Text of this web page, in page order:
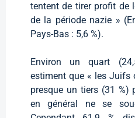
tentent de tirer profit de
de la période nazie »
Pays-Bas : 5,6 %).
Environ un quart
estiment que « les Juifs
presque un tiers (31 %)
en général ne se